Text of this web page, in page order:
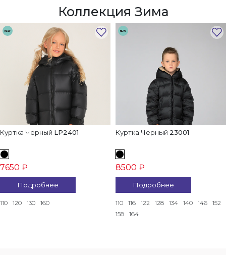
Коллекция Зима
NEW
Куртка Черный LP2401
7650 ₽
Подробнее
110 120 130 160
NEW
Куртка Черный 23001
8500 ₽
Подробнее
110 116 122 128 134 140 146
152
158
164